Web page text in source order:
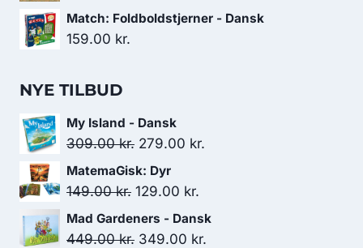
Match: Foldboldstjerner - Dansk
159.00 kr.
NYE TILBUD
My Island - Dansk
309.00kr. Den
oprindelige
pris
309.00 kr..
279.00 kr.
MatemaGisk: Dyr
149.00kr. Den
oprindelige
pris
129.00 kr.
aktuelle
pris
Mad Gardeners - Dansk
449.00kr. Den
349.00 kr.